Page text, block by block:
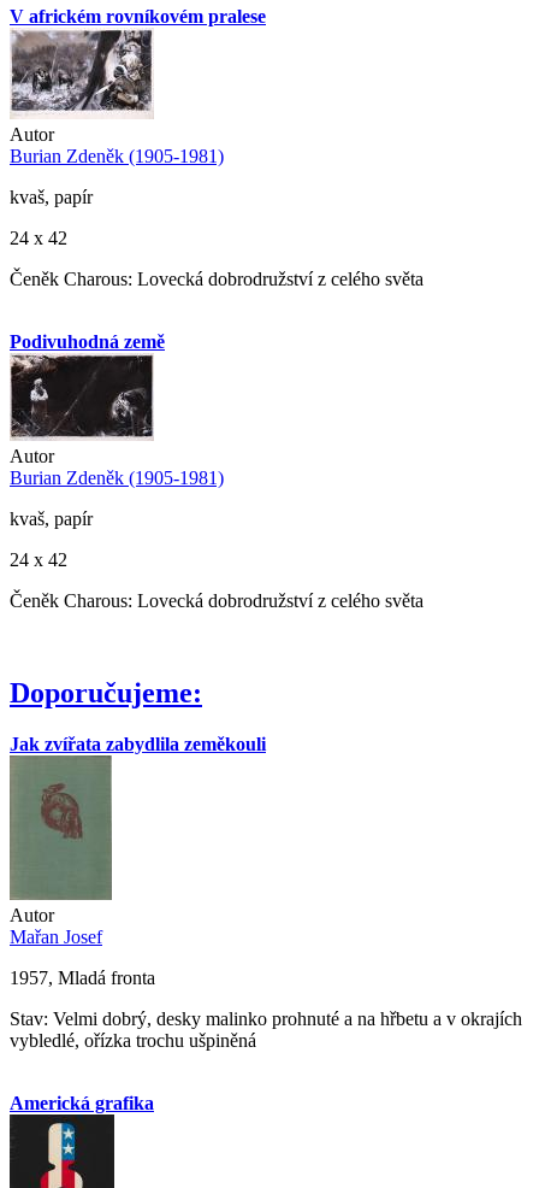
V africkém rovníkovém pralese
Autor
Burian Zdeněk (1905-1981)
kvaš, papír
24 x 42
Čeněk Charous: Lovecká dobrodružství z celého světa
Podivuhodná země
Autor
Burian Zdeněk (1905-1981)
kvaš, papír
24 x 42
Čeněk Charous: Lovecká dobrodružství z celého světa
Doporučujeme:
Jak zvířata zabydlila zeměkouli
Autor
Mařan Josef
1957, Mladá fronta
Stav: Velmi dobrý, desky malinko prohnuté a na hřbetu a v okrajích
vybledlé, ořízka trochu ušpiněná
Americká grafika